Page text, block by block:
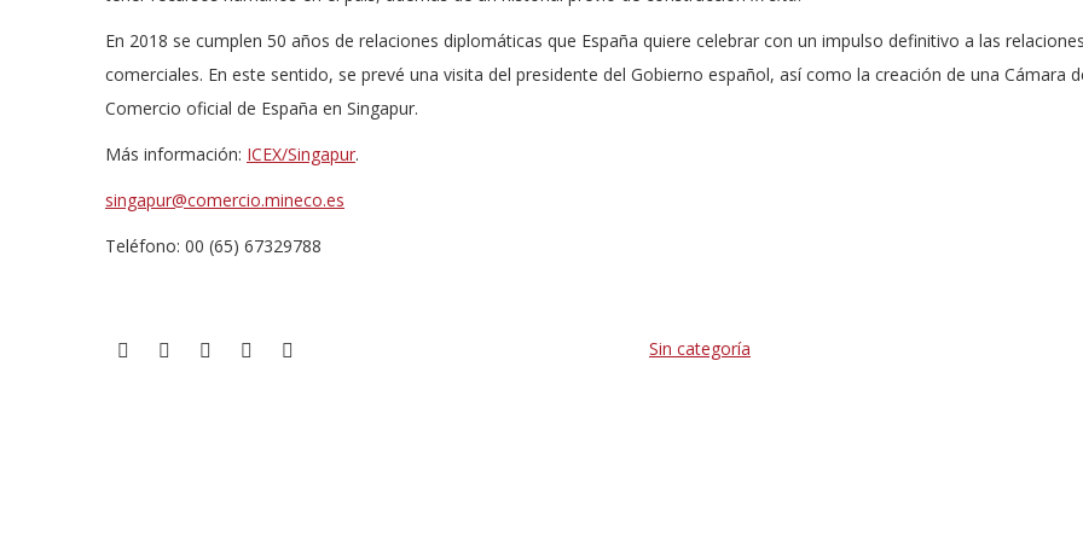
En 2018 se cumplen 50 años de relaciones diplomáticas que España quiere celebrar con un impulso definitivo a las
comerciales. En este sentido, se prevé una visita del presidente del Gobierno español, así como la creación de una Cámara
Comercio oficial de España en Singapur.
Más información: ICEX/Singapur.
singapur@comercio.mineco.es
Teléfono: 00 (65) 67329788
Sin categoría